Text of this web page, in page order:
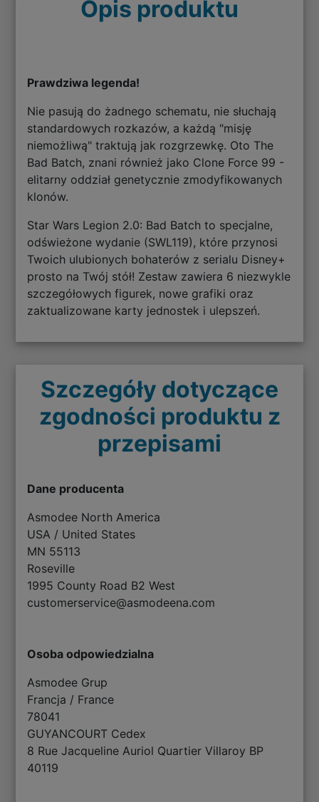
Opis produktu
Prawdziwa legenda!
Nie pasują do żadnego schematu, nie słuchają
standardowych rozkazów, a każdą "misję
niemożliwą" traktują jak rozgrzewkę. Oto The
Bad Batch, znani również jako Clone Force 99 -
elitarny oddział genetycznie zmodyfikowanych
klonów.
Star Wars Legion 2.0: Bad Batch to specjalne,
odświeżone wydanie (SWL119), które przynosi
Twoich ulubionych bohaterów z serialu Disney+
prosto na Twój stół! Zestaw zawiera 6 niezwykle
szczegółowych figurek, nowe grafiki oraz
zaktualizowane karty jednostek i ulepszeń.
Szczegóły dotyczące
zgodności produktu z
przepisami
Dane producenta
Asmodee North America
USA / United States
MN 55113
Roseville
1995 County Road B2 West
customerservice@asmodeena.com
Osoba odpowiedzialna
Asmodee Grup
Francja / France
78041
GUYANCOURT Cedex
8 Rue Jacqueline Auriol Quartier Villaroy BP
40119